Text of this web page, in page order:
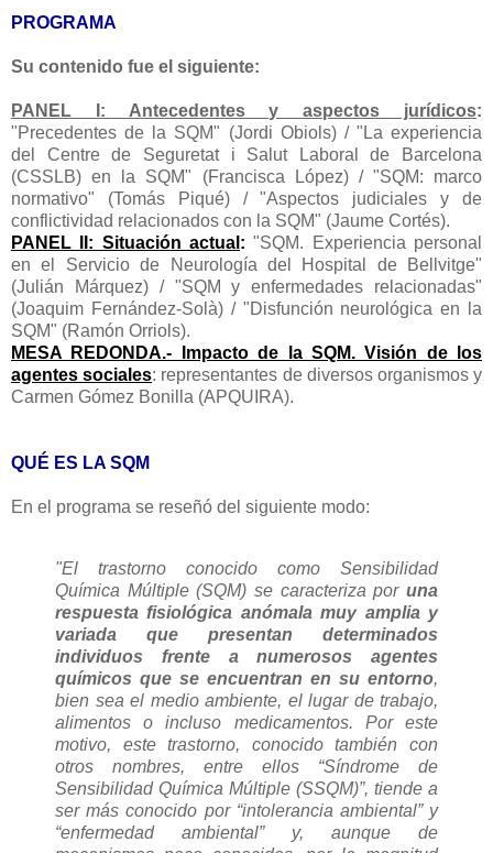
PROGRAMA
Su contenido fue el siguiente:
PANEL I: Antecedentes y aspectos jurídicos:
"Precedentes de la SQM" (Jordi Obiols) / "La experiencia
del Centre de Seguretat i Salut Laboral de Barcelona
(CSSLB) en la SQM" (Francisca López) / "SQM: marco
normativo" (Tomás Piqué) / "Aspectos judiciales y de
conflictividad relacionados con la SQM" (Jaume Cortés).
PANEL II: Situación actual : "SQM. Experiencia personal
en el Servicio de Neurología del Hospital de Bellvitge"
(Julián Márquez) / "SQM y enfermedades relacionadas"
(Joaquim Fernández-Solà) / "Disfunción neurológica en la
SQM" (Ramón Orriols).
MESA REDONDA.- Impacto de la SQM. Visión de los
agentes sociales: representantes de diversos organismos y
Carmen Gómez Bonilla (APQUIRA).
QUÉ ES LA SQM
En el programa se reseñó del siguiente modo:
"El trastorno conocido como Sensibilidad
Química Múltiple (SQM) se caracteriza por una
respuesta fisiológica anómala muy amplia y
variada que presentan determinados
individuos frente a numerosos agentes
químicos que se encuentran en su entorno,
bien sea el medio ambiente, el lugar de trabajo,
alimentos o incluso medicamentos. Por este
motivo, este trastorno, conocido también con
otros nombres, entre ellos “Síndrome de
Sensibilidad Química Múltiple (SSQM)”, tiende a
ser más conocido por “intolerancia ambiental” y
“enfermedad ambiental” y, aunque de